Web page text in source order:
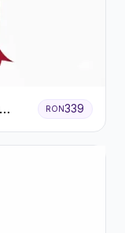
RON339